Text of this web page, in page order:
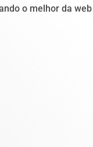
o melhor da web